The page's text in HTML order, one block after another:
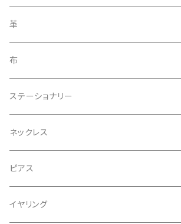
ブローチ
アクセサリー
ヘアゴム
革
布
ステーショナリー
ネックレス
ピアス
イヤリング